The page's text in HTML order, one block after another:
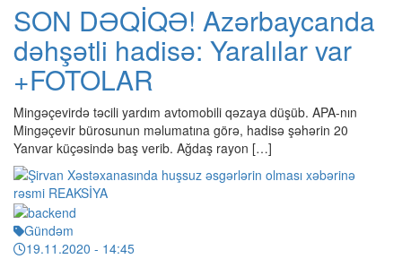
SON DƏQİQƏ! Azərbaycanda
dəhşətli hadisə: Yaralılar var
+FOTOLAR
Mingəçevirdə təcili yardım avtomobili qəzaya düşüb. APA-nın
Mingəçevir bürosunun məlumatına görə, hadisə şəhərin 20
Yanvar küçəsində baş verib. Ağdaş rayon […]
Gündəm
19.11.2020 - 14:45